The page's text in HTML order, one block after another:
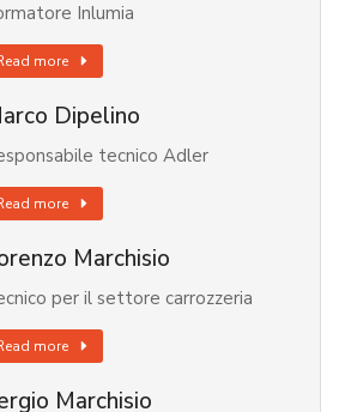
Inlumia
more
Dipelino
tecnico Adler
more
Marchisio
per il settore carrozzeria
more
Marchisio